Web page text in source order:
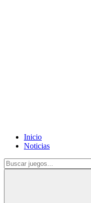
Inicio
Noticias